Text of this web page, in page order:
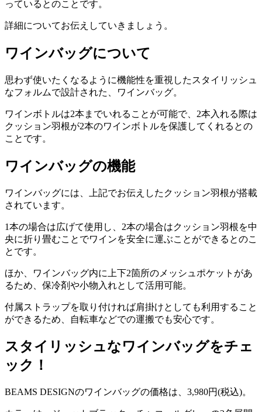
っているとのことです。
詳細についてお伝えしていきましょう。
ワインバッグについて
思わず使いたくなるように機能性を重視したスタイリッシュ
なフォルムで設計された、ワインバッグ。
ワインボトルは2本までいれることが可能で、2本入れる際は
クッション羽根が2本のワインボトルを保護してくれるとの
ことです。
ワインバッグの機能
ワインバッグには、上記でお伝えしたクッション羽根が搭載
されています。
1本の場合は広げて使用し、2本の場合はクッション羽根を中
央に折り畳むことでワインを安全に運ぶことができるとのこ
とです。
ほか、ワインバッグ内に上下2箇所のメッシュポケットがあ
るため、保冷剤や小物入れとして活用可能。
付属ストラップを取り付ければ肩掛けとしても利用すること
ができるため、自転車などでの運搬でも安心です。
スタイリッシュなワインバッグをチェ
ック！
BEAMS DESIGNのワインバッグの価格は、3,980円(税込)。